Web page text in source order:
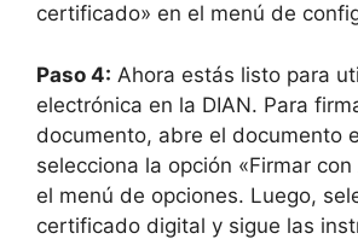
certificado» en el menú de
Paso 4: Ahora estás listo para
electrónica en la DIAN. Para
documento, abre el documento
selecciona la opción «Firmar
el menú de opciones. Luego,
certificado digital y sigue las